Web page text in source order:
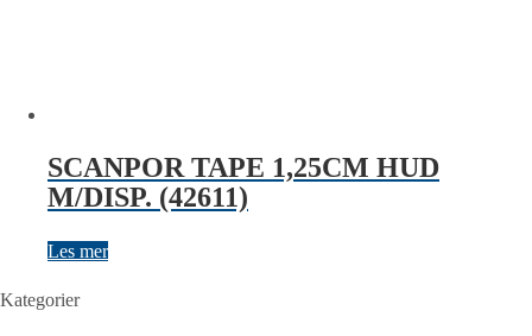
SCANPOR TAPE 1,25CM HUD
M/DISP. (42611)
Les mer
Kategorier